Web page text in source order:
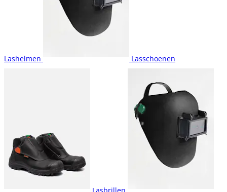
Lashelmen Lasschoenen
Lasbrillen